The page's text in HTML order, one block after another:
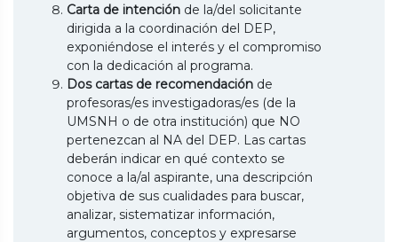
Carta de intención de la/del solicitante
dirigida a la coordinación del DEP,
exponiéndose el interés y el compromiso
con la dedicación al programa.
Dos cartas de recomendación de
profesoras/es investigadoras/es (de la
UMSNH o de otra institución) que NO
pertenezcan al NA del DEP. Las cartas
deberán indicar en qué contexto se
conoce a la/al aspirante, una descripción
objetiva de sus cualidades para buscar,
analizar, sistematizar información,
argumentos, conceptos y expresarse